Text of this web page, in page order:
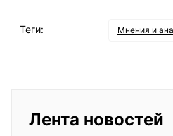
Теги: Мнения и
Лента новостей